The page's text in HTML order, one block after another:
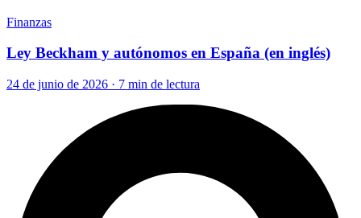
Finanzas
Ley Beckham y autónomos en España (en inglés)
24 de junio de 2026 · 7 min de lectura